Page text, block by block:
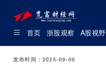
首页 浙股观察 A股视野
发布时间：2025-09-08